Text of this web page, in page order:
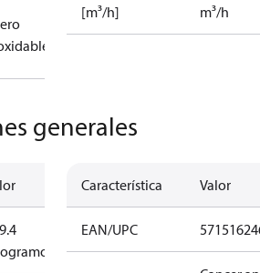
[m³/h]
m³/h
generales
Característica Valor
EAN/UPC